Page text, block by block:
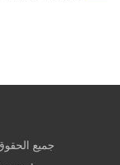
جميع